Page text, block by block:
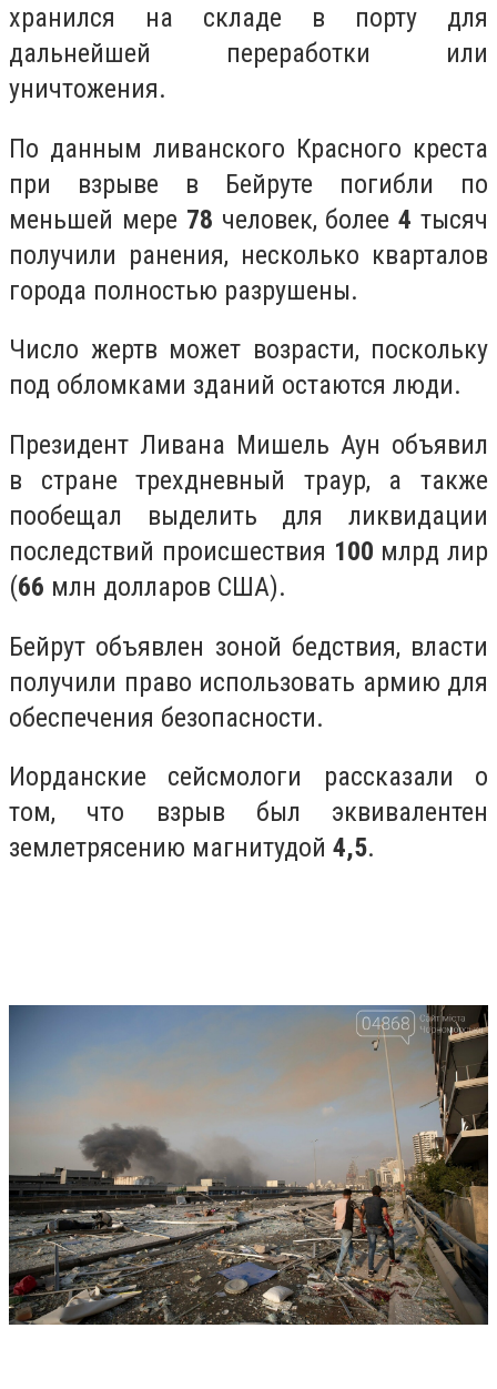
хранился на складе в порту для
дальнейшей переработки или
уничтожения.
По данным ливанского Красного креста
при взрыве в Бейруте погибли по
меньшей мере 78 человек, более4 тысяч
получили ранения, несколько кварталов
города полностью разрушены.
Число жертв может возрасти, поскольку
под обломками зданий остаются люди.
Президент Ливана Мишель Аун объявил
в стране трехдневный траур, а также
пообещал выделить для ликвидации
последствий происшествия 100 млрд лир
(66 млн долларов США).
Бейрут объявлен зоной бедствия, власти
получили право использовать армию для
обеспечения безопасности.
Иорданские сейсмологи рассказали о
том, что взрыв был эквивалентен
землетрясению магнитудой 4,5.